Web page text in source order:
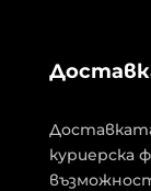
куриерска